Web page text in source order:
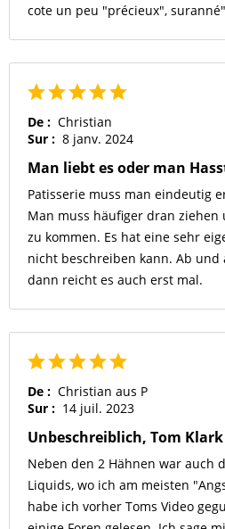
cote un peu "précieux",
De : Christian
Sur : 8 janv. 2024
Man liebt es oder man
Patisserie muss man eindeutig
Man muss häufiger dran ziehen
zu kommen. Es hat eine sehr
nicht beschreiben kann. Ab
dann reicht es auch erst mal.
De : Christian aus P
Sur : 14 juil. 2023
Unbeschreiblich, Tom
Neben den 2 Hähnen war auch
Liquids, wo ich am meisten
habe ich vorher Toms Video